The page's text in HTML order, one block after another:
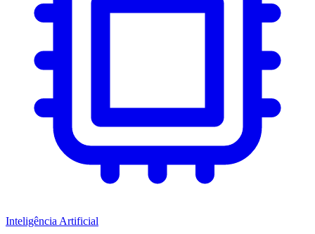
Inteligência Artificial